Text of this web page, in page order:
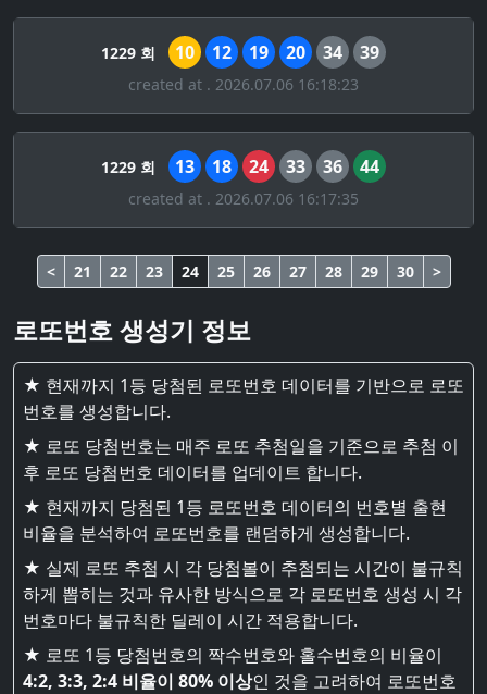
1229 회 10 12 19 20 34 39
created at . 2026.07.06 16:18:23
1229 회 13 18 24 33 36 44
created at . 2026.07.06 16:17:35
< 21 22 23 24 25 26 27 28 29 30 >
로또번호 생성기 정보
★ 현재까지 1등 당첨된 로또번호 데이터를 기반으로 로또
번호를 생성합니다.
★ 로또 당첨번호는 매주 로또 추첨일을 기준으로 추첨 이
후 로또 당첨번호 데이터를 업데이트 합니다.
★ 현재까지 당첨된 1등 로또번호 데이터의 번호별 출현
비율을 분석하여 로또번호를 랜덤하게 생성합니다.
★ 실제 로또 추첨 시 각 당첨볼이 추첨되는 시간이 불규칙
하게 뽑히는 것과 유사한 방식으로 각 로또번호 생성 시 각
번호마다 불규칙한 딜레이 시간 적용합니다.
★ 로또 1등 당첨번호의 짝수번호와 홀수번호의 비율이
4:2, 3:3, 2:4 비율이 80% 이상인 것을 고려하여 로또번호